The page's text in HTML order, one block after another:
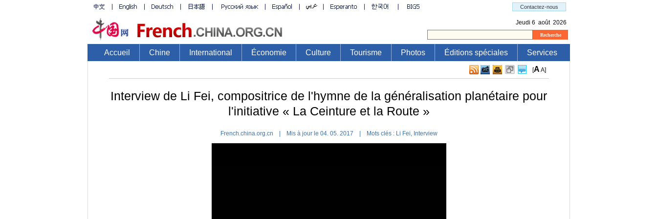
Accueil Chine International Économie Culture Tourisme Photos Éditions spéciales Services
[A A]
Interview de Li Fei, compositrice de l'hymne de la généralisation planétaire pour
l'initiative « La Ceinture et la Route »
French.china.org.cn | Mis à jour le 04. 05. 2017 | Mots clés : Li Fei,Interview